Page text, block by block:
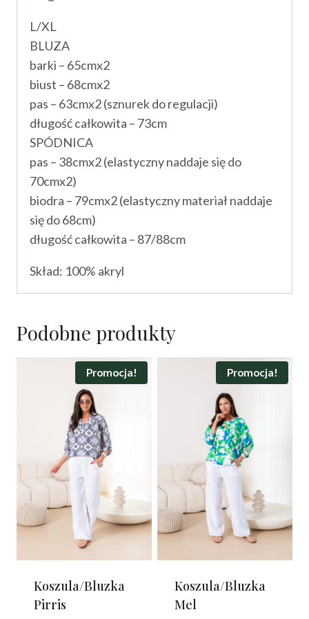
L/XL
BLUZA
barki – 65cmx2
biust – 68cmx2
pas – 63cmx2 (sznurek do regulacji)
długość całkowita – 73cm
SPÓDNICA
pas – 38cmx2 (elastyczny naddaje się do
70cmx2)
biodra – 79cmx2 (elastyczny materiał naddaje
się do 68cm)
długość całkowita – 87/88cm
Skład: 100% akryl
Podobne produkty
Promocja!
Koszula/Bluzka
Pirris
Promocja!
Koszula/Bluzka
Mel